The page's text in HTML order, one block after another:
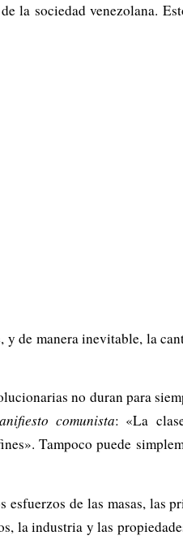
la sociedad venezolana.
de manera inevitable, la
no duran para
comunista: «La
Tampoco puede
de las masas, las
la industria y las